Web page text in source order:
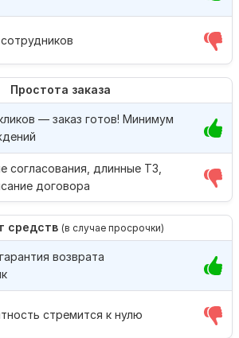
Простота заказа
согласования, длинные ТЗ,
договора
— заказ готов! Минимум
средств (в случае просрочки)
стремится к нулю
возврата